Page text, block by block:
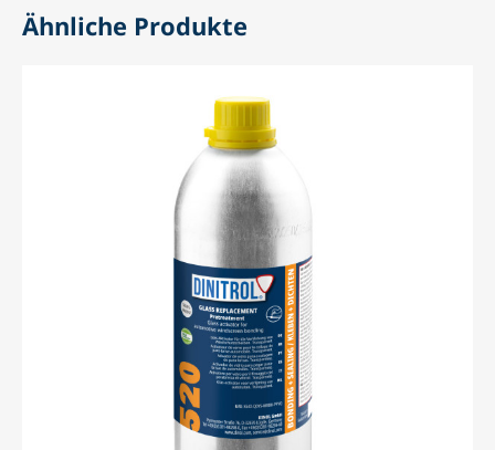
Ähnliche Produkte